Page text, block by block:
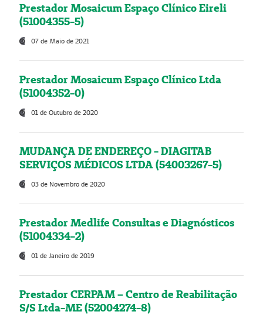
Prestador Mosaicum Espaço Clínico Eireli
(51004355-5)
07 de Maio de 2021
Prestador Mosaicum Espaço Clínico Ltda
(51004352-0)
01 de Outubro de 2020
MUDANÇA DE ENDEREÇO - DIAGITAB
SERVIÇOS MÉDICOS LTDA (54003267-5)
03 de Novembro de 2020
Prestador Medlife Consultas e Diagnósticos
(51004334-2)
01 de Janeiro de 2019
Prestador CERPAM – Centro de Reabilitação
S/S Ltda-ME (52004274-8)